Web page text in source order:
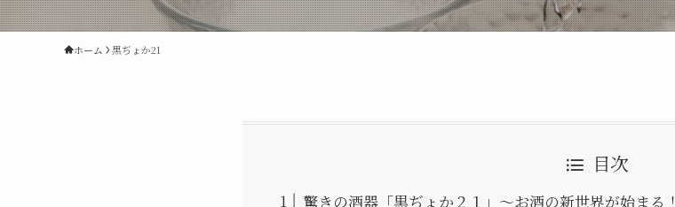
ホーム 黒ぢょか21
目次
驚きの酒器「黒ぢょか２１」～お酒の新世界が始まる！